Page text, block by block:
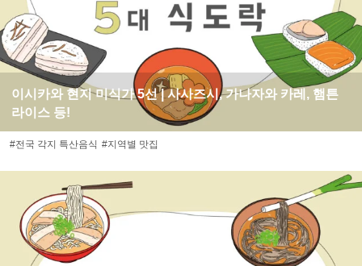
이시카와 현지 미식가 5선 | 사사즈시, 가나자와 카레, 햄튼
라이스 등!
#전국 각지 특산음식 #지역별 맛집